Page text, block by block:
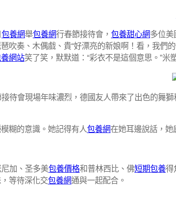
包養網舉包養網行春節接待會， 包養甜心網多位美
吹奏、木偶戲、貴“好漂亮的新娘啊！看，我們
網站笑了笑，默默道：“彩衣不是這個意思。”米
待會現場年味濃烈，德國友人帶來了出色的舞獅
糊的意識。她記得有人包養網在她耳邊說話，她
加、圣多美包養價格和普林西比、佛短期包養得
等待深化交包養網通與一起配合。